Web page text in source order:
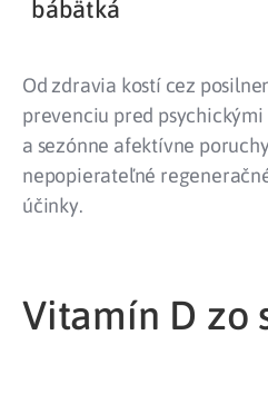
bábätká
Od zdravia kostí cez
prevenciu pred psychickými
a sezónne afektívne
nepopierateľné
účinky.
Vitamín D zo